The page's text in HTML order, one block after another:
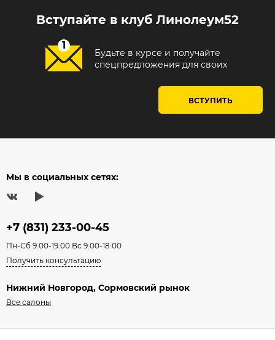
Вступайте в клуб Линолеум52
Будьте в курсе и получайте
спецпредложения для своих
ВСТУПИТЬ
Мы в социальных сетях:
+7 (831) 233-00-45
Пн-Сб 9:00-19:00 Вс 9:00-18:00
Получить консультацию
Нижний Новгород, Сормовский рынок
Все салоны